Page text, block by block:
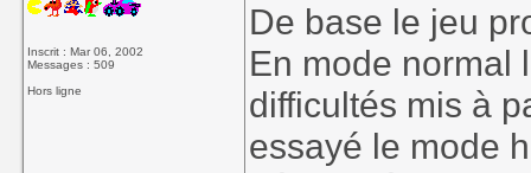
Inscrit : Mar 06, 2002
Messages : 509
Hors ligne
De base le jeu
En mode normal
difficultés mis à
essayé le mode